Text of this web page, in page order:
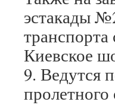
эстакады
Киевское
9. Ведутся
пролетного